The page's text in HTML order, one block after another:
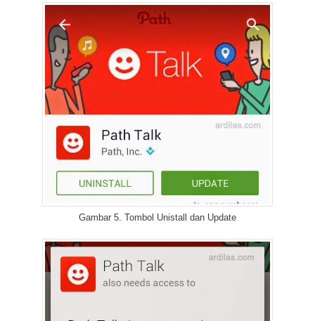
Gambar 5. Tombol Unistall dan Update